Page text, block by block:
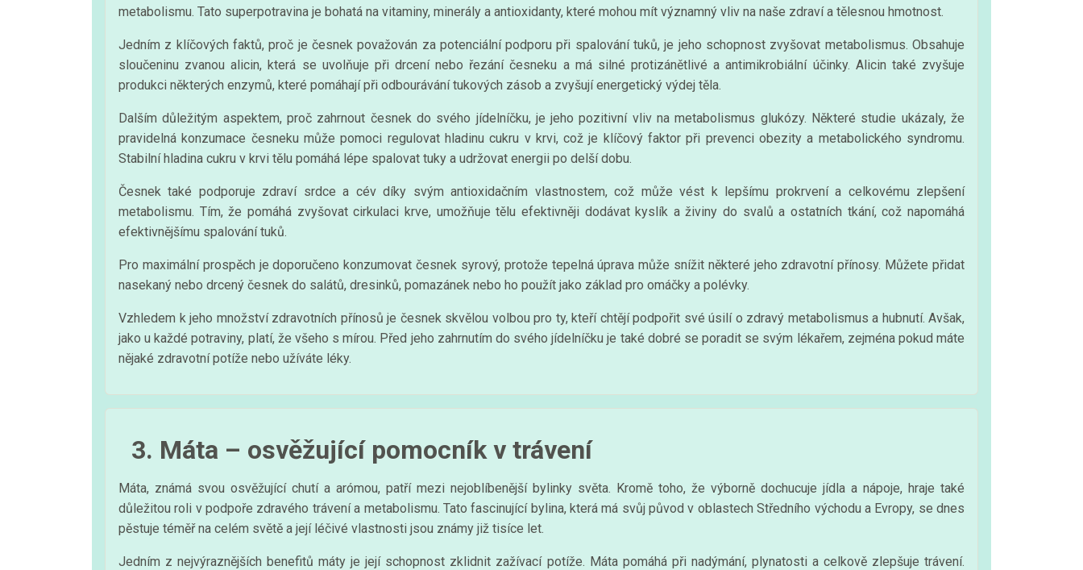
metabolismu. Tato superpotravina je bohatá na vitaminy, minerály a antioxidanty, které mohou mít významný vliv na naše zdraví a tělesnou hmotnost.
Jedním z klíčových faktů, proč je česnek považován za potenciální podporu při spalování tuků, je jeho schopnost zvyšovat metabolismus. Obsahuje
sloučeninu zvanou alicin, která se uvolňuje při drcení nebo řezání česneku a má silné protizánětlivé a antimikrobiální účinky. Alicin také zvyšuje
produkci některých enzymů, které pomáhají při odbourávání tukových zásob a zvyšují energetický výdej těla.
Dalším důležitým aspektem, proč zahrnout česnek do svého jídelníčku, je jeho pozitivní vliv na metabolismus glukózy. Některé studie ukázaly, že
pravidelná konzumace česneku může pomoci regulovat hladinu cukru v krvi, což je klíčový faktor při prevenci obezity a metabolického syndromu.
Stabilní hladina cukru v krvi tělu pomáhá lépe spalovat tuky a udržovat energii po delší dobu.
Česnek také podporuje zdraví srdce a cév díky svým antioxidačním vlastnostem, což může vést k lepšímu prokrvení a celkovému zlepšení
metabolismu. Tím, že pomáhá zvyšovat cirkulaci krve, umožňuje tělu efektivněji dodávat kyslík a živiny do svalů a ostatních tkání, což napomáhá
efektivnějšímu spalování tuků.
Pro maximální prospěch je doporučeno konzumovat česnek syrový, protože tepelná úprava může snížit některé jeho zdravotní přínosy. Můžete přidat
nasekaný nebo drcený česnek do salátů, dresinků, pomazánek nebo ho použít jako základ pro omáčky a polévky.
Vzhledem k jeho množství zdravotních přínosů je česnek skvělou volbou pro ty, kteří chtějí podpořit své úsilí o zdravý metabolismus a hubnutí. Avšak,
jako u každé potraviny, platí, že všeho s mírou. Před jeho zahrnutím do svého jídelníčku je také dobré se poradit se svým lékařem, zejména pokud máte
nějaké zdravotní potíže nebo užíváte léky.
3. Máta – osvěžující pomocník v trávení
Máta, známá svou osvěžující chutí a arómou, patří mezi nejoblíbenější bylinky světa. Kromě toho, že výborně dochucuje jídla a nápoje, hraje také
důležitou roli v podpoře zdravého trávení a metabolismu. Tato fascinující bylina, která má svůj původ v oblastech Středního východu a Evropy, se dnes
pěstuje téměř na celém světě a její léčivé vlastnosti jsou známy již tisíce let.
Jedním z nejvýraznějších benefitů máty je její schopnost zklidnit zažívací potíže. Máta pomáhá při nadýmání, plynatosti a celkově zlepšuje trávení.